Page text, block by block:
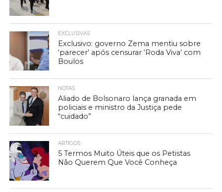
EXCLUSIVAS
Exclusivo: governo Zema mentiu sobre
‘parecer’ após censurar ‘Roda Viva’ com
Boulos
NOTAS
Aliado de Bolsonaro lança granada em
policiais e ministro da Justiça pede
“cuidado”
ARTIGOS
5 Termos Muito Úteis que os Petistas
Não Querem Que Você Conheça